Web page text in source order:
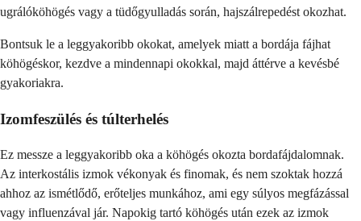
ugrálóköhögés vagy a tüdőgyulladás során, hajszálrepedést okozhat.
Bontsuk le a leggyakoribb okokat, amelyek miatt a bordája fájhat
köhögéskor, kezdve a mindennapi okokkal, majd áttérve a kevésbé
gyakoriakra.
Izomfeszülés és túlterhelés
Ez messze a leggyakoribb oka a köhögés okozta bordafájdalomnak.
Az interkostális izmok vékonyak és finomak, és nem szoktak hozzá
ahhoz az ismétlődő, erőteljes munkához, ami egy súlyos megfázással
vagy influenzával jár. Napokig tartó köhögés után ezek az izmok